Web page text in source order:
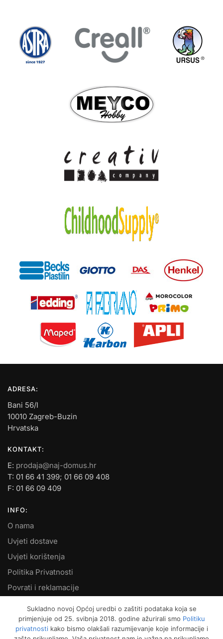
ADRESA:
Bani 56/I
10010 Zagreb-Buzin
Hrvatska
KONTAKT:
E: prodaja@naj-domus.hr
T: 01 66 41 399; 01 66 09 408
F: 01 66 09 409
INFO:
O nama
Uvjeti dostave
Uvjeti korištenja
Politika Privatnosti
Povrati i reklamacije
MOJ RAČUN:
Sukladno novoj Općoj uredbi o zaštiti podataka koja se
primjenjuje od 25. svibnja 2018. godine ažurirali smo Politiku
privatnostikako bismo olakšali razumijevanje koje informacije i